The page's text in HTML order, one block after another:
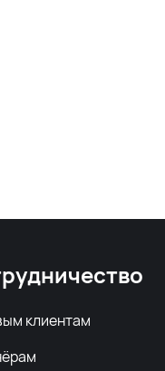
клиентам